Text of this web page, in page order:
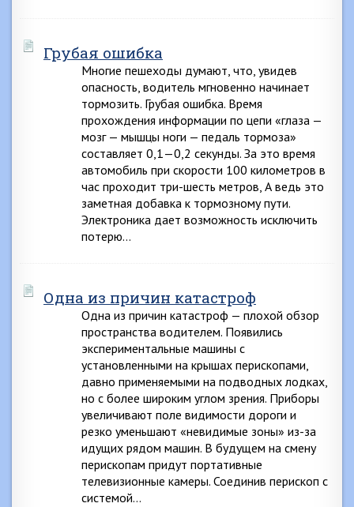
Грубая ошибка
Многие пешеходы думают, что, увидев
опасность, водитель мгновенно начинает
тормозить. Грубая ошибка. Время
прохождения информации по цепи «глаза —
мозг — мышцы ноги — педаль тормоза»
составляет 0,1—0,2 секунды. За это время
автомобиль при скорости 100 километров в
час проходит три-шесть метров, А ведь это
заметная добавка к тормозному пути.
Электроника дает возможность исключить
потерю…
Одна из причин катастроф
Одна из причин катастроф — плохой обзор
пространства водителем. Появились
экспериментальные машины с
установленными на крышах перископами,
давно применяемыми на подводных лодках,
но с более широким углом зрения. Приборы
увеличивают поле видимости дороги и
резко уменьшают «невидимые зоны» из-за
идущих рядом машин. В будущем на смену
перископам придут портативные
телевизионные камеры. Соединив перископ с
системой…